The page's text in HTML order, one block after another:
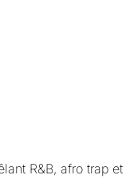
R&B, afro trap